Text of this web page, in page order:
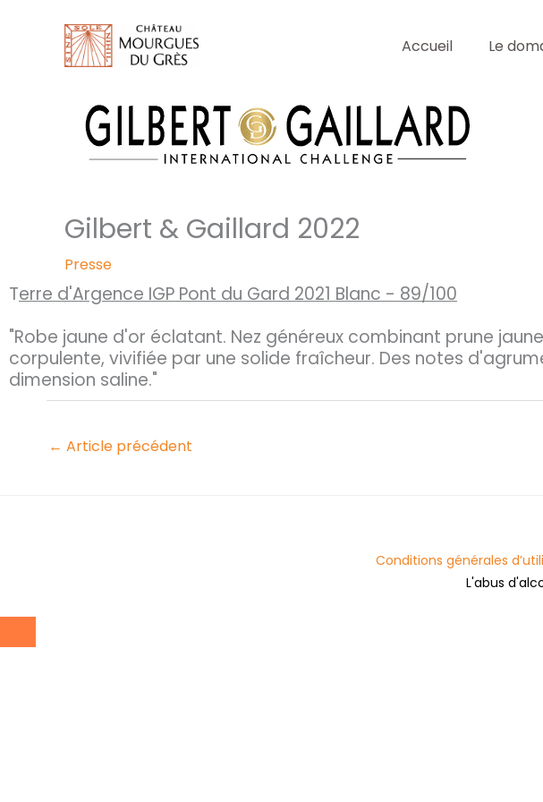
Accueil Le
Gilbert & Gaillard 2022
Presse
Terre d'Argence IGP Pont du Gard 2021 Blanc - 89/100
"Robe jaune d'or éclatant. Nez généreux combinant prune
corpulente, vivifiée par une solide fraîcheur. Des notes
dimension saline."
← Article précédent
Conditions générales
L'abus